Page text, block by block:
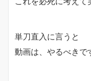
単刀直入に言うと
動画は、やるべきで